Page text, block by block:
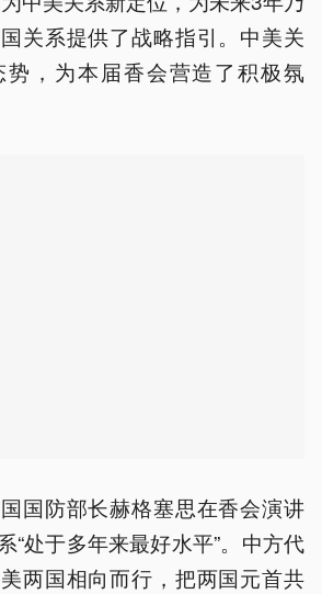
关系提供了战略指引。中美关
，为本届香会营造了积极氛
国防部长赫格塞思在香会演讲
“处于多年来最好水平”。中方代
两国相向而行，把两国元首共